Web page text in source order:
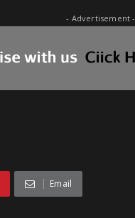
- Advertisement -
Email